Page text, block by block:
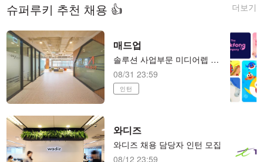
더보기
슈퍼루키 추천 채용 👍
매드업
솔루션 사업부문 미디어렙 본부 세일즈팀 LEVER Xpert(B2B SaaS) 세일즈 매니저 (전환형 인턴)
08/31 23:59
인턴
와디즈
와디즈 채용 담당자 인턴 모집
08/12 23:59